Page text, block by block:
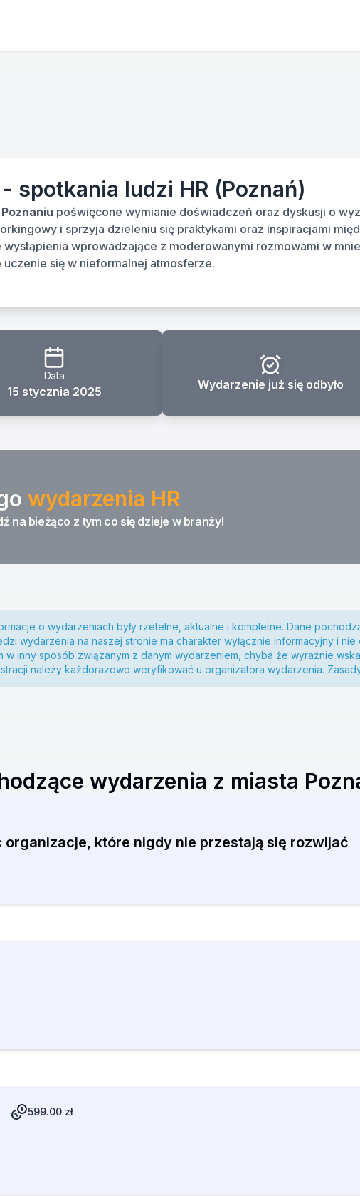
spotkania ludzi HR (Poznań)
poświęcone wymianie doświadczeń oraz dyskusji o
i sprzyja dzieleniu się praktykami oraz inspiracjami
wystąpienia wprowadzające z moderowanymi rozmowami w
się w nieformalnej atmosferze.
Data
15 stycznia 2025 Wydarzenie już się odbyło
wydarzenia HR
na bieżąco z tym co się dzieje w branży!
o wydarzeniach były rzetelne, aktualne i kompletne. Dane
wydarzenia na naszej stronie ma charakter wyłącznie informacyjny i
w inny sposób związanym z danym wydarzeniem, chyba że wyraźnie
należy każdorazowo weryfikować u organizatora wydarzenia.
wydarzenia z miasta
które nigdy nie przestają się rozwijać
599.00 zł